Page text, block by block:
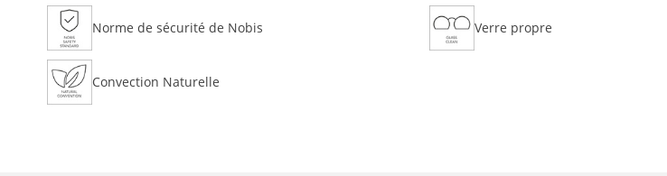
Norme de sécurité de Nobis Verre propre
Convection Naturelle